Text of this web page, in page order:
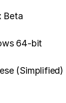
Beta
64-bit